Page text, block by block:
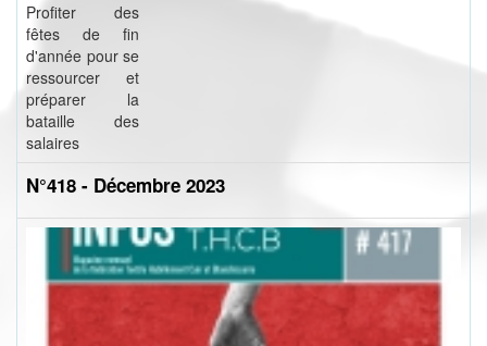
Profiter des
fêtes de fin
d'année pour se
ressourcer et
préparer la
bataille des
salaires
N°418 - Décembre 2023